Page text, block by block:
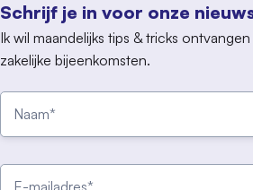
Schrijf je in voor onze
Ik wil maandelijks tips & tricks
zakelijke bijeenkomsten.